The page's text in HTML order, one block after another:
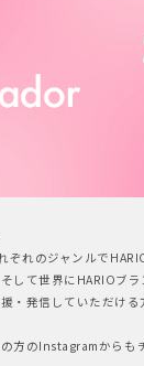
ぞれのジャンルで
して世界にHARIOブ
・発信していただける
方のInstagramからも